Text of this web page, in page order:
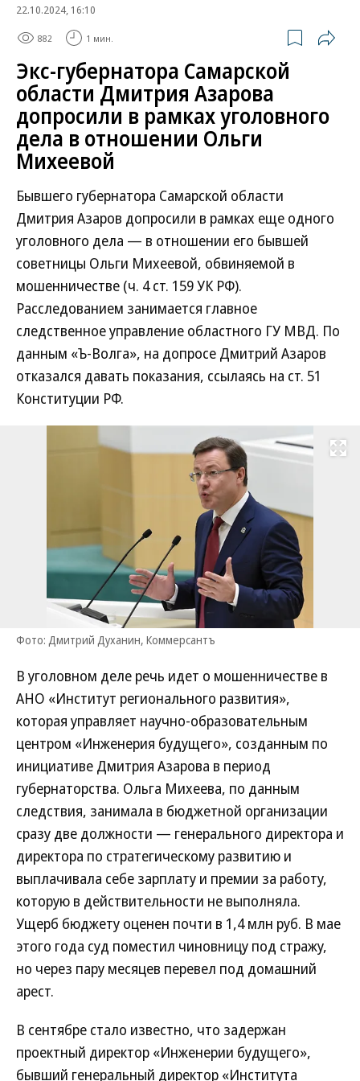
22.10.2024, 16:10
882 1 мин.
Экс-губернатора Самарской
области Дмитрия Азарова
допросили в рамках уголовного
дела в отношении Ольги
Михеевой
Бывшего губернатора Самарской области
Дмитрия Азаров допросили в рамках еще одного
уголовного дела — в отношении его бывшей
советницы Ольги Михеевой, обвиняемой в
мошенничестве (ч. 4 ст. 159 УК РФ).
Расследованием занимается главное
следственное управление областного ГУ МВД. По
данным «Ъ-Волга», на допросе Дмитрий Азаров
отказался давать показания, ссылаясь на ст. 51
Конституции РФ.
Развернуть
Фото: Дмитрий Духанин, Коммерсантъ
В уголовном деле речь идет о мошенничестве в
АНО «Институт регионального развития»,
которая управляет научно-образовательным
центром «Инженерия будущего», созданным по
инициативе Дмитрия Азарова в период
губернаторства. Ольга Михеева, по данным
следствия, занимала в бюджетной организации
сразу две должности — генерального директора и
директора по стратегическому развитию и
выплачивала себе зарплату и премии за работу,
которую в действительности не выполняла.
Ущерб бюджету оценен почти в 1,4 млн руб. В мае
этого года суд поместил чиновницу под стражу,
но через пару месяцев перевел под домашний
арест.
В сентябре стало известно, что задержан
проектный директор «Инженерии будущего»,
бывший генеральный директор «Института